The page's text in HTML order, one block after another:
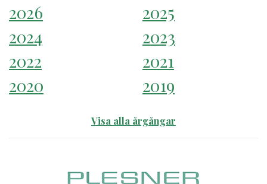
2026
2025
2024
2023
2022
2021
2020
2019
Visa alla årgångar